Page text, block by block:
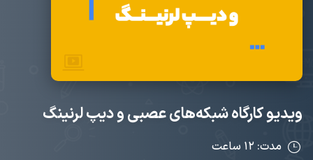
ویدیو کارگاه شبکه‌های عصبی و دیپ لرنینگ
مدت: ۱۲ ساعت